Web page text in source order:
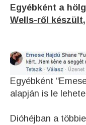
Egyébként a
Wells-ről készült
Egyébként
alapján is le
Dióhéjban a